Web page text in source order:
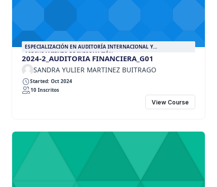
ESPECIALIZACIÓN EN AUDITORÍA INTERNACIONAL Y
ASEGURAMIENTO DE INFORMACIÓN
2024-2_AUDITORIA FINANCIERA_G01
SANDRA YULIER MARTINEZ BUITRAGO
Started: Oct 2024
10 Inscritos
View Course